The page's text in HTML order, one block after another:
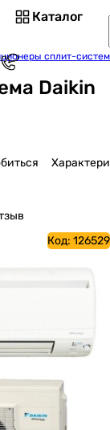
Каталог
сплит-
Daikin
Код: 126529